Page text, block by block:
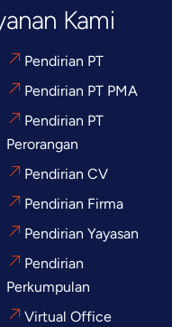
Kami
Pendirian PT
Pendirian PT PMA
Pendirian PT
Perorangan
Pendirian CV
Pendirian Firma
Pendirian Yayasan
Pendirian
Perkumpulan
Virtual Office